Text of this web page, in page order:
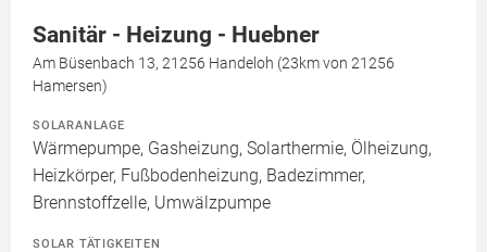
Sanitär - Heizung - Huebner
Am Büsenbach 13, 21256 Handeloh (23km von 21256
Hamersen)
SOLARANLAGE
Wärmepumpe, Gasheizung, Solarthermie, Ölheizung,
Heizkörper, Fußbodenheizung, Badezimmer,
Brennstoffzelle, Umwälzpumpe
SOLAR TÄTIGKEITEN